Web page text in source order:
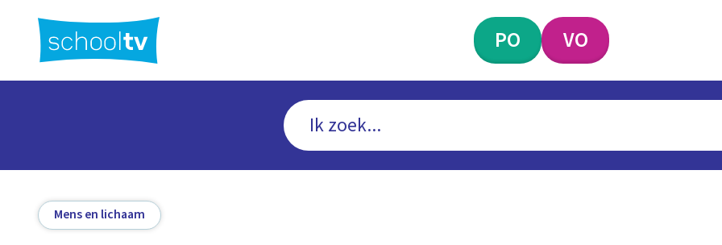
hoofdinhoud
PO VO
Mens en lichaam